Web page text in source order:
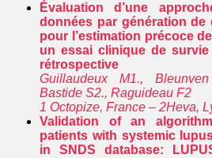
Évaluation d’une
données par génération
pour l’estimation précoce
un essai clinique de
rétrospective
Guillaudeux M1.,
Bastide S2., Raguideau F2
1 Octopize, France – 2Heva,
Validation of an
patients with systemic
in SNDS database: